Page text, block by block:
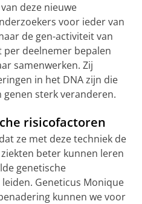
deze nieuwe
voor ieder van
de gen-activiteit van
per deelnemer bepalen
samenwerken. Zij
in het DNA zijn die
sterk veranderen.
risicofactoren
ze met deze techniek de
beter kunnen leren
genetische
Geneticus Monique
kunnen we voor